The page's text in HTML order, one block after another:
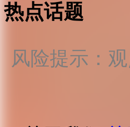
热点话题
风险提示：